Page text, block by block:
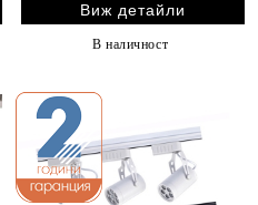
Виж детайли
В наличност